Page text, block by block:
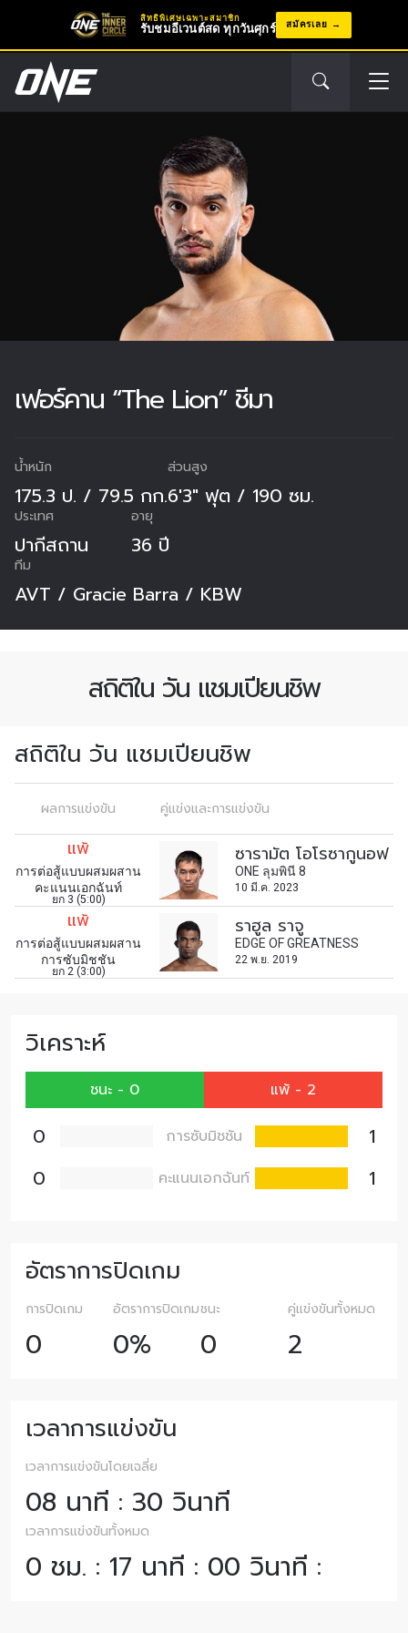
สิทธิพิเศษเฉพาะสมาชิก
รับชมอีเวนต์สด ทุกวันศุกร์ สมัครเลย
เฟอร์คาน “The Lion” ชีมา
น้ำหนัก
175.3 ป. / 79.5 กก.
ส่วนสูง
6'3" ฟุต / 190 ซม.
ประเทศ
ปากีสถาน
อายุ
36 ปี
ทีม
AVT / Gracie Barra / KBW
สถิติใน วัน แชมเปียนชิพ
สถิติใน วัน แชมเปียนชิพ
ผลการแข่งขัน คู่แข่งและการแข่งขัน
แพ้
การต่อสู้แบบผสมผสาน
คะแนนเอกฉันท์
ยก 3 (5:00)
ซารามัต โอโรซากูนอฟ
ONE ลุมพินี 8
10 มี.ค. 2023
แพ้
การต่อสู้แบบผสมผสาน
การซับมิชชัน
ยก 2 (3:00)
ราฮูล ราจู
EDGE OF GREATNESS
22 พ.ย. 2019
วิเคราะห์
ชนะ - 0 แพ้ - 2
0 การซับมิชชัน
1
0
คะแนนเอกฉันท์ 1
อัตราการปิดเกม
การปิดเกม
0
อัตราการปิดเกม
0%
ชนะ
0
คู่แข่งขันทั้งหมด
2
เวลาการแข่งขัน
เวลาการแข่งขันโดยเฉลี่ย
08 นาที : 30 วินาที
เวลาการแข่งขันทั้งหมด
0 ชม. : 17 นาที : 00 วินาที :
คู่แข่ง
อีเวนต์
สมัครเพื่อไม่พลาดข่าวเด็ด
เพื่อไม่พลาดข่าวสารของ ONE รีบลงทะเบียนตอนนี้
เพื่อรับข้อมูลอัปเดตล่าสุดก่อนใคร รวมทั้งข้อเสนอ
และสิทธิพิเศษในการเลือกที่นั่งที่ดีที่สุดในสนาม
อีเมล
ชื่อ
สมัคร
การส่งแบบฟอร์มนี้ถือว่าท่านให้ความยินยอมให้เรา
รวบรวม ใช้งาน และเปิดเผยข้อมูลของท่านภายใต้
นโยบายความเป็นส่วนตัวของเรา ท่านสามารถ
ยกเลิกการสมัครรับข่าวสารได้ตลอดเวลา